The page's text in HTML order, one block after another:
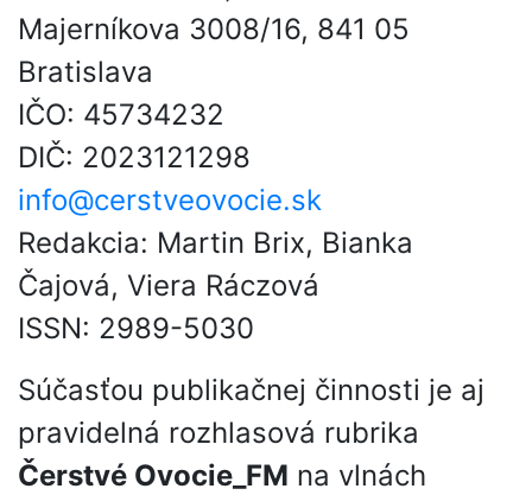
Majerníkova 3008/16, 841 05
Bratislava
IČO: 45734232
DIČ: 2023121298
info@cerstveovocie.sk
Redakcia: Martin Brix, Bianka
Čajová, Viera Ráczová
ISSN: 2989-5030
Súčasťou publikačnej činnosti je aj
pravidelná rozhlasová rubrika
Čerstvé Ovocie_FM na vlnách